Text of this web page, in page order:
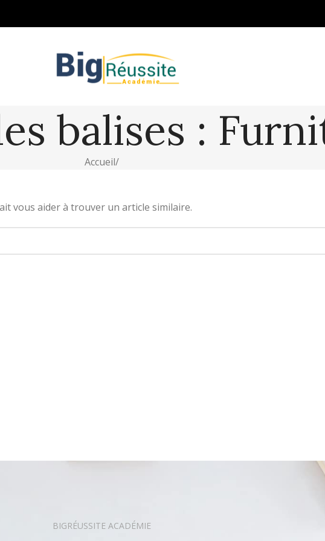
balises :
Accueil/
vous aider à trouver un article similaire.
BIGRÉUSSITE ACADÉMIE